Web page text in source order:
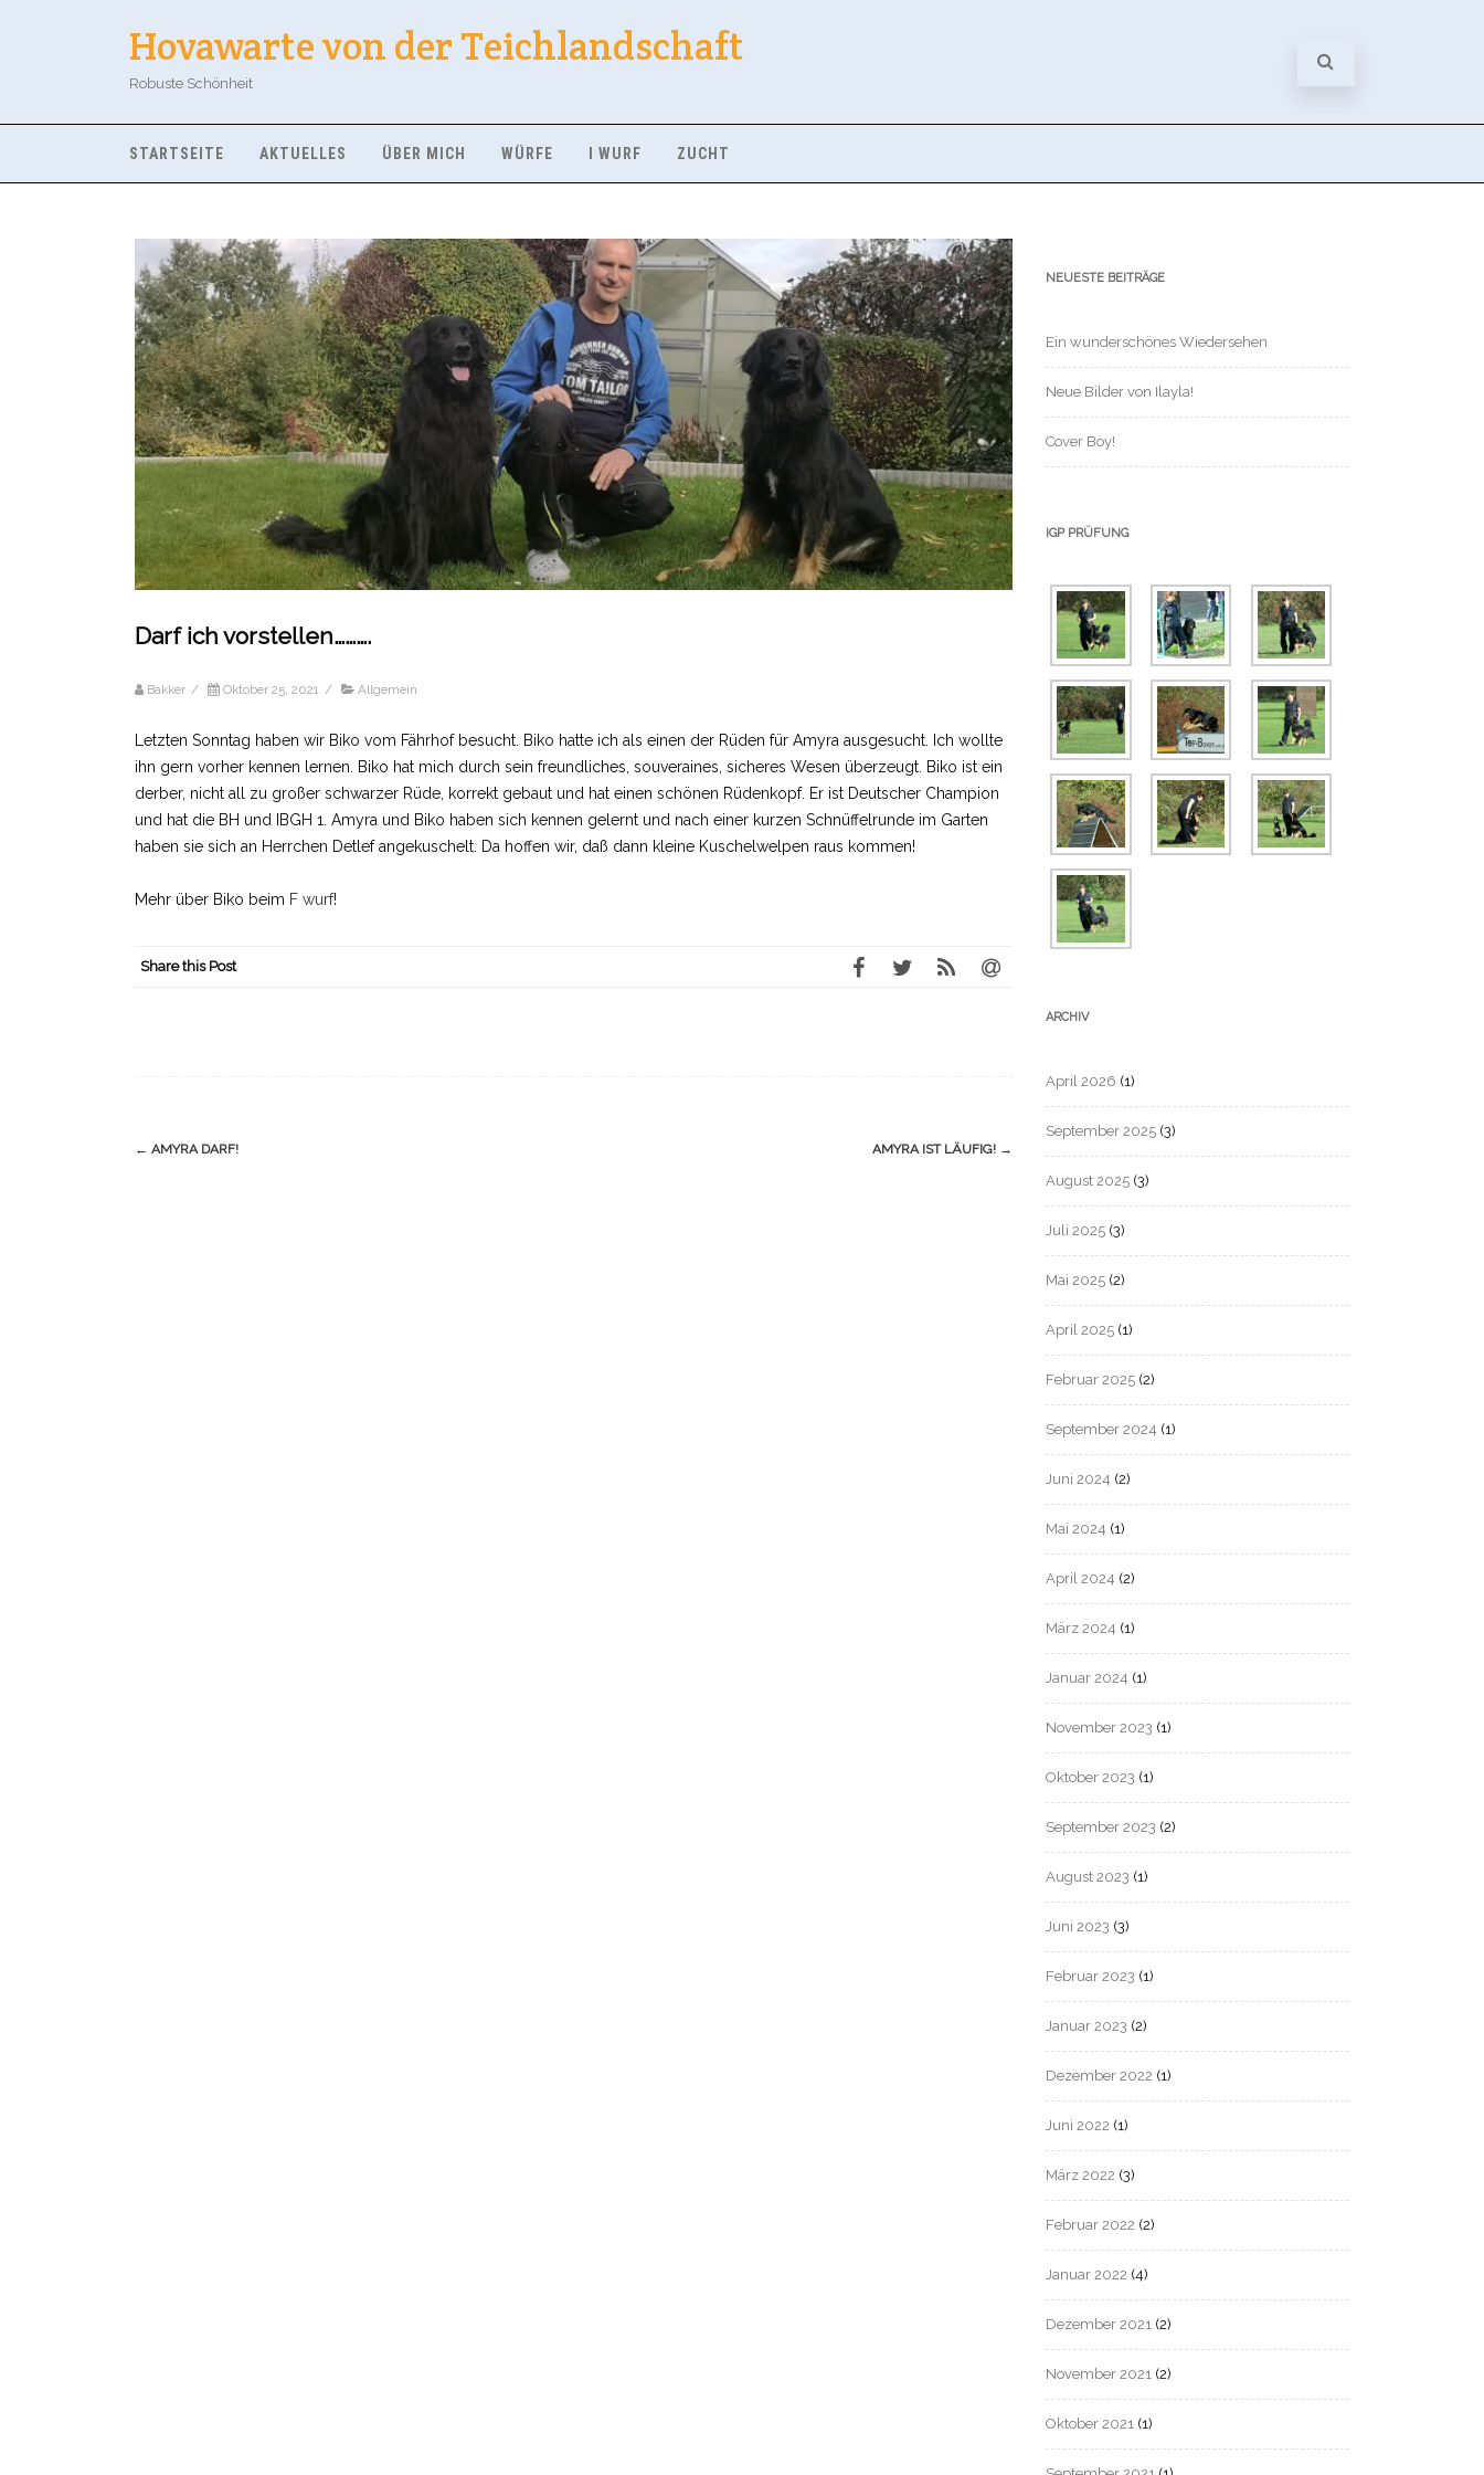
Hovawarte von der Teichlandschaft
Robuste Schönheit
STARTSEITE AKTUELLES ÜBER MICH WÜRFE I WURF ZUCHT
Darf ich vorstellen……….
Bakker / Oktober 25, 2021 / Allgemein
Letzten Sonntag haben wir Biko vom Fährhof besucht. Biko hatte ich als einen der Rüden für Amyra ausgesucht. Ich wollte
ihn gern vorher kennen lernen. Biko hat mich durch sein freundliches, souveraines, sicheres Wesen überzeugt. Biko ist ein
derber, nicht all zu großer schwarzer Rüde, korrekt gebaut und hat einen schönen Rüdenkopf. Er ist Deutscher Champion
und hat die BH und IBGH 1. Amyra und Biko haben sich kennen gelernt und nach einer kurzen Schnüffelrunde im Garten
haben sie sich an Herrchen Detlef angekuschelt. Da hoffen wir, daß dann kleine Kuschelwelpen raus kommen!
Mehr über Biko beim F wurf!
Share this Post
Navigation
← AMYRA DARF! AMYRA IST LÄUFIG! →
NEUESTE BEITRÄGE
Ein wunderschönes Wiedersehen
Neue Bilder von Ilayla!
Cover Boy!
IGP PRÜFUNG
ARCHIV
April 2026 (1)
September 2025 (3)
August 2025 (3)
Juli 2025 (3)
Mai 2025 (2)
April 2025 (1)
Februar 2025 (2)
September 2024 (1)
Juni 2024 (2)
Mai 2024 (1)
April 2024 (2)
März 2024 (1)
Januar 2024 (1)
November 2023 (1)
Oktober 2023 (1)
September 2023 (2)
August 2023 (1)
Juni 2023 (3)
Februar 2023 (1)
Januar 2023 (2)
Dezember 2022 (1)
Juni 2022 (1)
März 2022 (3)
Februar 2022 (2)
Januar 2022 (4)
Dezember 2021 (2)
November 2021 (2)
Oktober 2021 (1)